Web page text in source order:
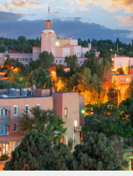
partout dans le monde
complexes liées à l’emploi
travail en toute simplicité
pour votre équipe
rapport aux autres
pour les RH et la
croissance
des solutions RH sur
des freelances
et les vitesses de
internationaux